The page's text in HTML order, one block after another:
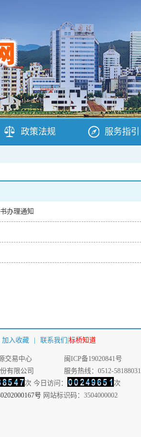
政策法规 服务指引
办理通知
加入收藏 联系我们 标桥知道
交易中心
闽ICP备19020841号
有限公司
服务热线：0512-58188031
次 今日访问：
次
号 网站标识码：3504000002